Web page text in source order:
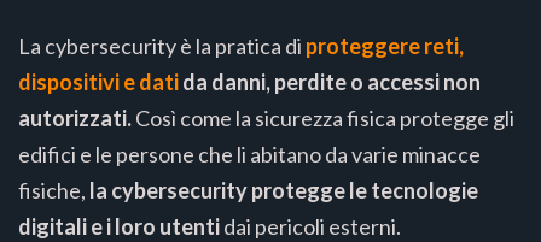
La cybersecurity è la pratica di proteggere reti,
dispositivi e datida danni, perdite o accessi non
autorizzati.Così come la sicurezza fisica protegge gli
edifici e le persone che li abitano da varie minacce
fisiche, la cybersecurity protegge le tecnologie
digitali e i loro utentidai pericoli esterni.